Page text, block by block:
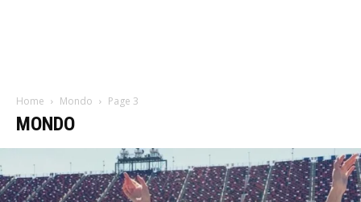
Home Mondo Page 3
MONDO